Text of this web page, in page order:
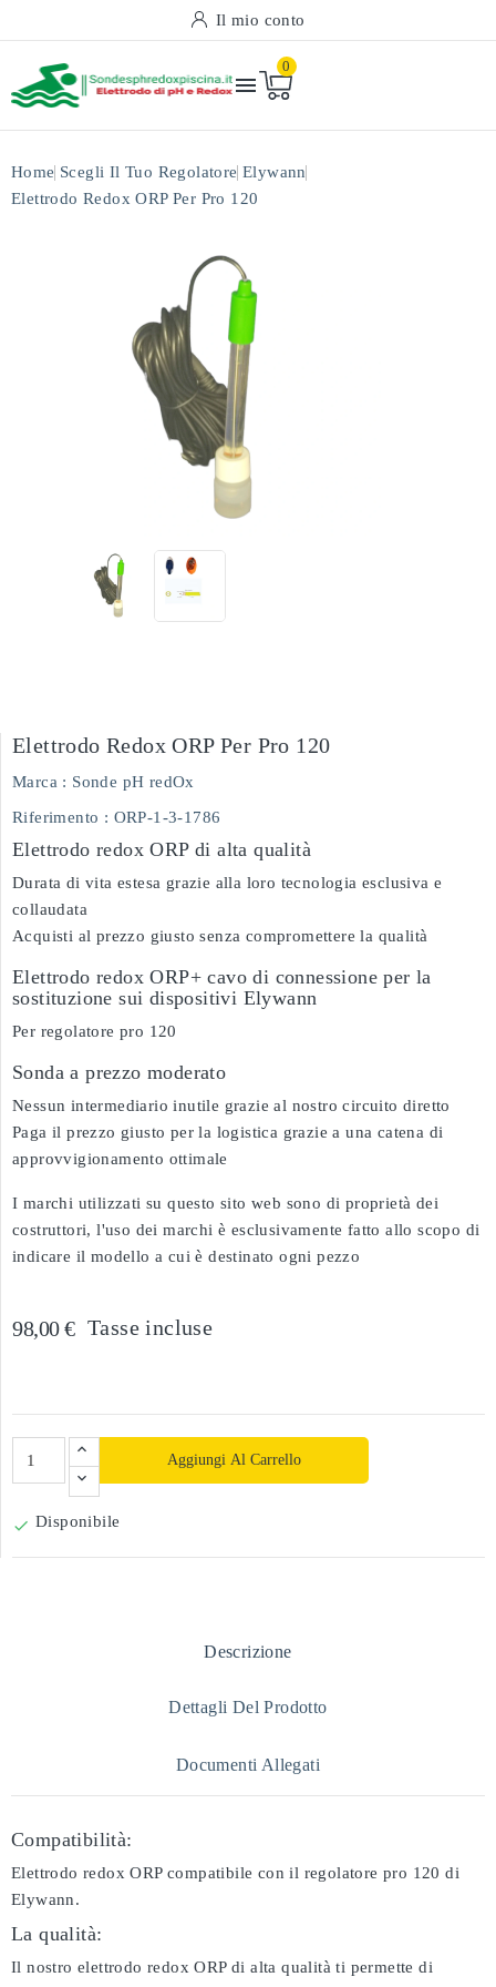
Il mio conto

0
Home Scegli Il Tuo Regolatore Elywann
Elettrodo Redox ORP Per Pro 120
Elettrodo Redox ORP Per Pro 120
Marca : Sonde pH redOx
Riferimento : ORP-1-3-1786
Elettrodo redox ORP di alta qualità
Durata di vita estesa grazie alla loro tecnologia esclusiva e
collaudata
Acquisti al prezzo giusto senza compromettere la qualità
Elettrodo redox ORP+ cavo di connessione per la
sostituzione sui dispositivi Elywann
Per regolatore pro 120
Sonda a prezzo moderato
Nessun intermediario inutile grazie al nostro circuito diretto
Paga il prezzo giusto per la logistica grazie a una catena di
approvvigionamento ottimale
I marchi utilizzati su questo sito web sono di proprietà dei
costruttori, l'uso dei marchi è esclusivamente fatto allo scopo di
indicare il modello a cui è destinato ogni pezzo
98,00 € Tasse incluse
Aggiungi Al Carrello
 Disponibile
Descrizione
Dettagli Del Prodotto
Documenti Allegati
Compatibilità:
Elettrodo redox ORP compatibile con il regolatore pro 120 di
Elywann.
La qualità:
Il nostro elettrodo redox ORP di alta qualità ti permette di